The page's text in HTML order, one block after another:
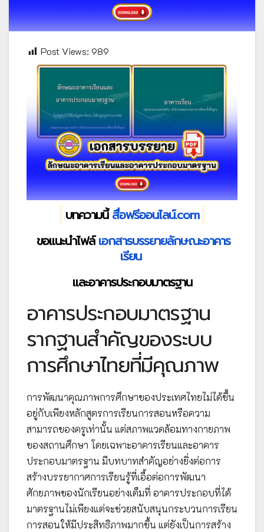
Post Views: 989
บทความนี้สื่อฟรีออนไลน์.com
ขอแนะนำไฟล์เอกสารบรรยายลักษณะอาคาร
เรียน
และอาคารประกอบมาตรฐาน
อาคารประกอบมาตรฐาน
รากฐานสำคัญของระบบ
การศึกษาไทยที่มีคุณภาพ
การพัฒนาคุณภาพการศึกษาของประเทศไทยไม่ได้ขึ้น
อยู่กับเพียงหลักสูตรการเรียนการสอนหรือความ
สามารถของครูเท่านั้น แต่สภาพแวดล้อมทางกายภาพ
ของสถานศึกษา โดยเฉพาะอาคารเรียนและอาคาร
ประกอบมาตรฐาน มีบทบาทสำคัญอย่างยิ่งต่อการ
สร้างบรรยากาศการเรียนรู้ที่เอื้อต่อการพัฒนา
ศักยภาพของนักเรียนอย่างเต็มที่ อาคารประกอบที่ได้
มาตรฐานไม่เพียงแต่จะช่วยสนับสนุนกระบวนการเรียน
การสอนให้มีประสิทธิภาพมากขึ้น แต่ยังเป็นการสร้าง